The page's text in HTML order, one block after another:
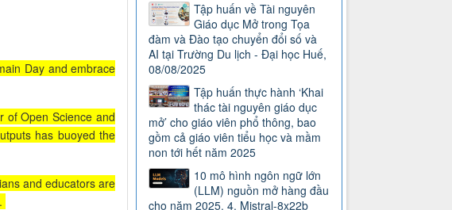
Day and embrace
of Open Science and
has buoyed the
and educators are
Tập huấn về Tài nguyên
Giáo dục Mở trong Tọa
đàm và Đào tạo chuyển đổi số và
AI tại Trường Du lịch - Đại học Huế,
08/08/2025
Tập huấn thực hành ‘Khai
thác tài nguyên giáo dục
mở’ cho giáo viên phổ thông, bao
gồm cả giáo viên tiểu học và mầm
non tới hết năm 2025
10 mô hình ngôn ngữ lớn
(LLM) nguồn mở hàng đầu
cho năm 2025. 4. Mistral-8x22b